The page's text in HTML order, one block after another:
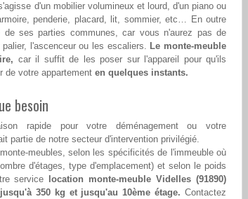
d'un mobilier volumineux et lourd, d'un piano ou
penderie, placard, lit, sommier, etc… En outre
ses parties communes, car vous n'aurez pas de
l'ascenceur ou les escaliers. Le monte-meuble
car il suffit de les poser sur l'appareil pour qu'ils
de votre appartement en quelques instants.
besoin
rapide pour votre déménagement ou votre
partie de notre secteur d'intervention privilégié.
meubles, selon les spécificités de l'immeuble où
d'étages, type d'emplacement) et selon le poids
service
location monte-meuble Videlles (91890)
jusqu'à 350 kg et jusqu'au 10ème étage. Contactez